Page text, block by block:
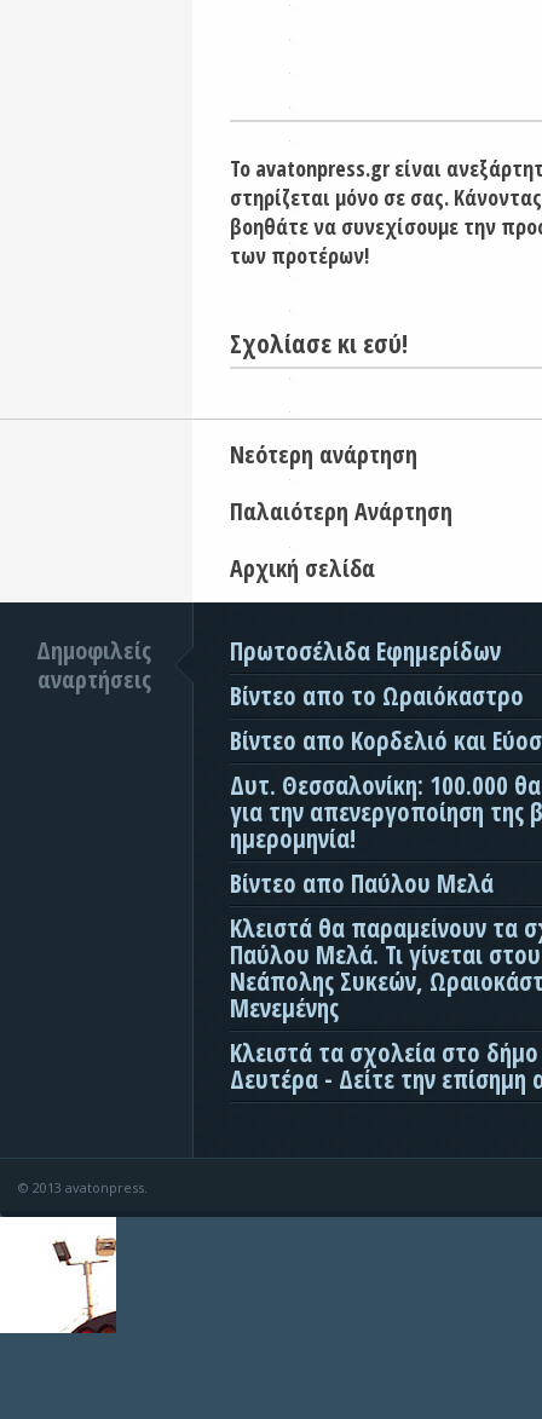
Το avatonpress.gr είναι
στηρίζεται μόνο σε σας.
βοηθάτε να συνεχίσουμε την
των προτέρων!
Σχολίασε κι εσύ!
Νεότερη ανάρτηση
Παλαιότερη Ανάρτηση
Αρχική σελίδα
Δημοφιλείς
αναρτήσεις
Πρωτοσέλιδα Εφημερίδων
Βίντεο απο το Ωραιόκαστρο
Βίντεο απο Κορδελιό και
Δυτ. Θεσσαλονίκη: 100.000
για την απενεργοποίηση της
ημερομηνία!
Βίντεο απο Παύλου Μελά
Κλειστά θα παραμείνουν τα
Παύλου Μελά. Τι γίνεται
Νεάπολης Συκεών,
Μενεμένης
Κλειστά τα σχολεία στο
Δευτέρα - Δείτε την επίσημη
© 2013 avatonpress.